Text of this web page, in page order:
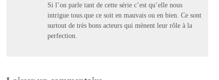
Si l’on parle tant de cette série c’est qu’elle nous
intrigue tous.que ce soit en mauvais ou en bien. Ce sont
surtout de très bons acteurs qui mènent leur rôle à la
perfection.